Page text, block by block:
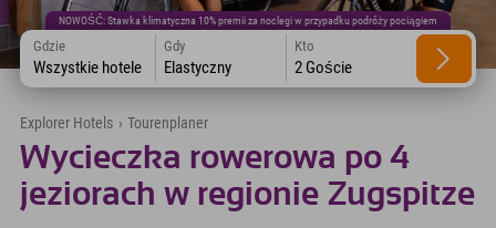
NOWOŚĆ: Stawka klimatyczna 10% premii za noclegi w przypadku podróży pociągiem
Gdzie
Wszystkie hotele
Gdy
Elastyczny
Kto
2 Goście
Explorer Hotels › Tourenplaner
Wycieczka rowerowa po 4
jeziorach w regionie Zugspitze